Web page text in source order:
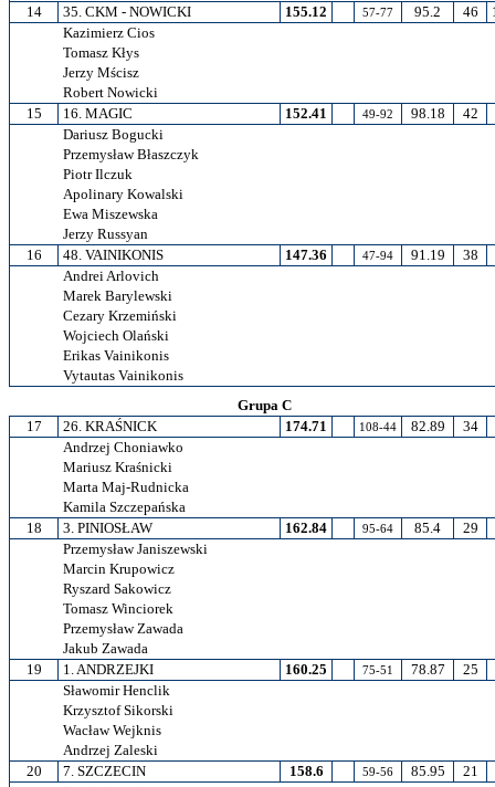
14
35. CKM - NOWICKI 155.12 57-77 95.2 46
Kazimierz Cios
Tomasz Kłys
Jerzy Mścisz
Robert Nowicki
15
16. MAGIC 152.41 49-92 98.18 42
Dariusz Bogucki
Przemysław Błaszczyk
Piotr Ilczuk
Apolinary Kowalski
Ewa Miszewska
Jerzy Russyan
16
48. VAINIKONIS 147.36 47-94 91.19 38
Andrei Arlovich
Marek Barylewski
Cezary Krzemiński
Wojciech Olański
Erikas Vainikonis
Vytautas Vainikonis
Grupa C
17
26. KRAŚNICK 174.71 108-44 82.89 34
Andrzej Choniawko
Mariusz Kraśnicki
Marta Maj-Rudnicka
Kamila Szczepańska
18
3. PINIOSŁAW 162.84 95-64 85.4 29
Przemysław Janiszewski
Marcin Krupowicz
Ryszard Sakowicz
Tomasz Winciorek
Przemysław Zawada
Jakub Zawada
19
1. ANDRZEJKI 160.25 75-51 78.87 25
Sławomir Henclik
Krzysztof Sikorski
Wacław Wejknis
Andrzej Zaleski
20
7. SZCZECIN 158.6 59-56 85.95 21